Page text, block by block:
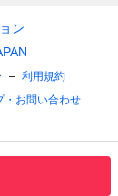
ン
利用規約
・お問い合わせ